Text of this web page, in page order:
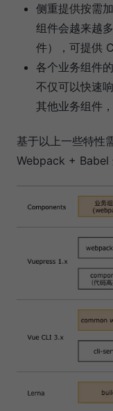
侧重提供按需
组件会越来越
件），可提供
各个业务组件
不仅可以快速
其他业务组件
基于以上一些特性
Webpack + Babel